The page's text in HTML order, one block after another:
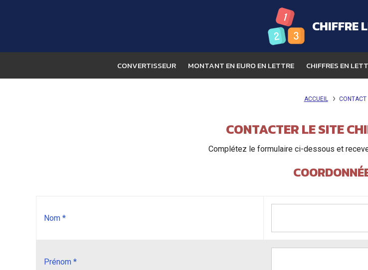
CHIFFRE
CONVERTISSEUR MONTANT EN EURO EN LETTRE CHIFFRES EN
ACCUEIL CONTACT
CONTACTER LE SITE
Complétez le formulaire ci-dessous et
Nom *
Prénom *